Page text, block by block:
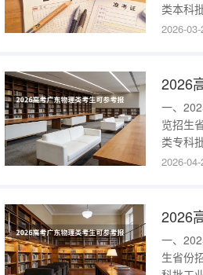
类本科
理(龙子
2026-
一、
览招生
类专科
2025物
2026-
一、
生省份